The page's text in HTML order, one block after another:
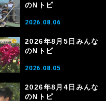
のNトピ
2026.08.06
2026年8月5日みんな
のNトピ
2026.08.05
2026年8月4日みんな
のNトピ